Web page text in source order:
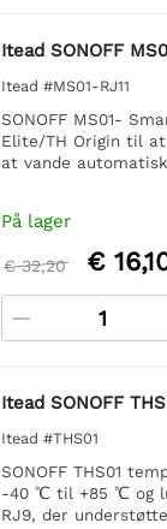
Itead SONOFF
Itead #MS01-RJ11
SONOFF MS01-
Elite/TH Origin til at
at vande
På lager
€ 32,20 €
Itead SONOFF
Itead #THS01
SONOFF THS01
-40 ℃ til +85 ℃ og
RJ9, der